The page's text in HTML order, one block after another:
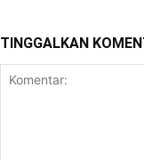
TINGGALKAN